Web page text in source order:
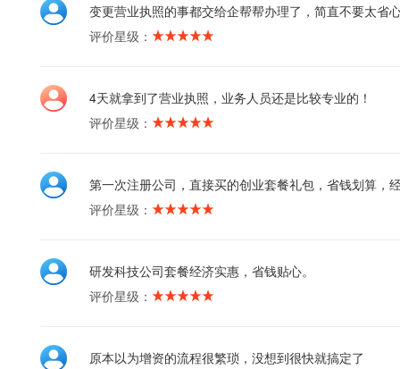
变更营业执照的事都交给企帮帮办理了，简直不要太省
评价星级：
4天就拿到了营业执照，业务人员还是比较专业的！
评价星级：
第一次注册公司，直接买的创业套餐礼包，省钱划算，
评价星级：
研发科技公司套餐经济实惠，省钱贴心。
评价星级：
原本以为增资的流程很繁琐，没想到很快就搞定了